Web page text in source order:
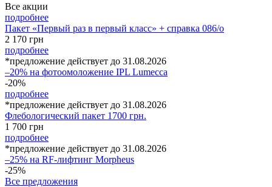
Все акции
подробнее
Пакет «Первый раз в первый класс» + справка 086/о
2 170 грн
подробнее
*предложение действует до 31.08.2026
–20% на фотоомоложение IPL Lumecca
-20%
подробнее
*предложение действует до 31.08.2026
Флебологический пакет 1700 грн.
1 700 грн
подробнее
*предложение действует до 31.08.2026
–25% на RF-лифтинг Morpheus
-25%
Все предложения